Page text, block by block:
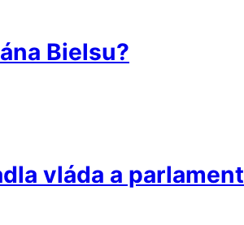
Bielsu?
vláda a parlament